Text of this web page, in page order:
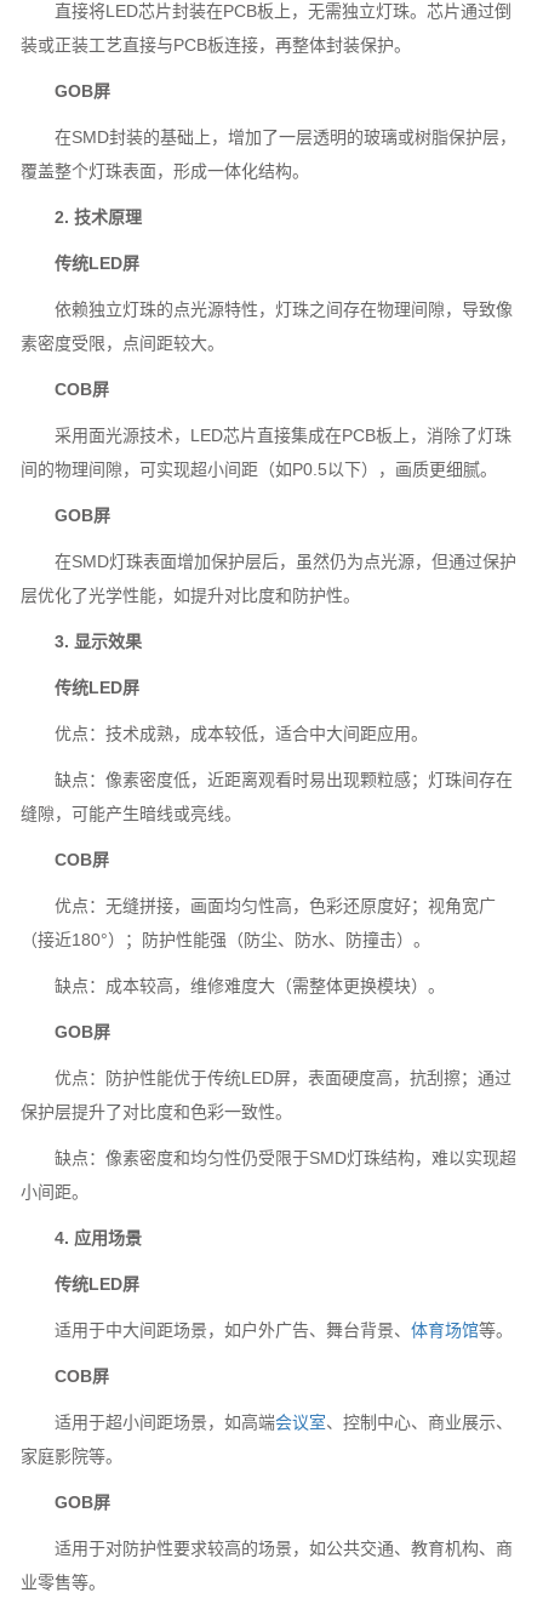
直接将LED芯片封装在PCB板上，无需独立灯珠。芯片通过倒
装或正装工艺直接与PCB板连接，再整体封装保护。
GOB屏
在SMD封装的基础上，增加了一层透明的玻璃或树脂保护层，
覆盖整个灯珠表面，形成一体化结构。
2. 技术原理
传统LED屏
依赖独立灯珠的点光源特性，灯珠之间存在物理间隙，导致像
素密度受限，点间距较大。
COB屏
采用面光源技术，LED芯片直接集成在PCB板上，消除了灯珠
间的物理间隙，可实现超小间距（如P0.5以下），画质更细腻。
GOB屏
在SMD灯珠表面增加保护层后，虽然仍为点光源，但通过保护
层优化了光学性能，如提升对比度和防护性。
3. 显示效果
传统LED屏
优点：技术成熟，成本较低，适合中大间距应用。
缺点：像素密度低，近距离观看时易出现颗粒感；灯珠间存在
缝隙，可能产生暗线或亮线。
COB屏
优点：无缝拼接，画面均匀性高，色彩还原度好；视角宽广
（接近180°）；防护性能强（防尘、防水、防撞击）。
缺点：成本较高，维修难度大（需整体更换模块）。
GOB屏
优点：防护性能优于传统LED屏，表面硬度高，抗刮擦；通过
保护层提升了对比度和色彩一致性。
缺点：像素密度和均匀性仍受限于SMD灯珠结构，难以实现超
小间距。
4. 应用场景
传统LED屏
适用于中大间距场景，如户外广告、舞台背景、 体育场馆等。
COB屏
适用于超小间距场景，如高端会议室、控制中心、商业展示、
家庭影院等。
GOB屏
适用于对防护性要求较高的场景，如公共交通、教育机构、商
业零售等。